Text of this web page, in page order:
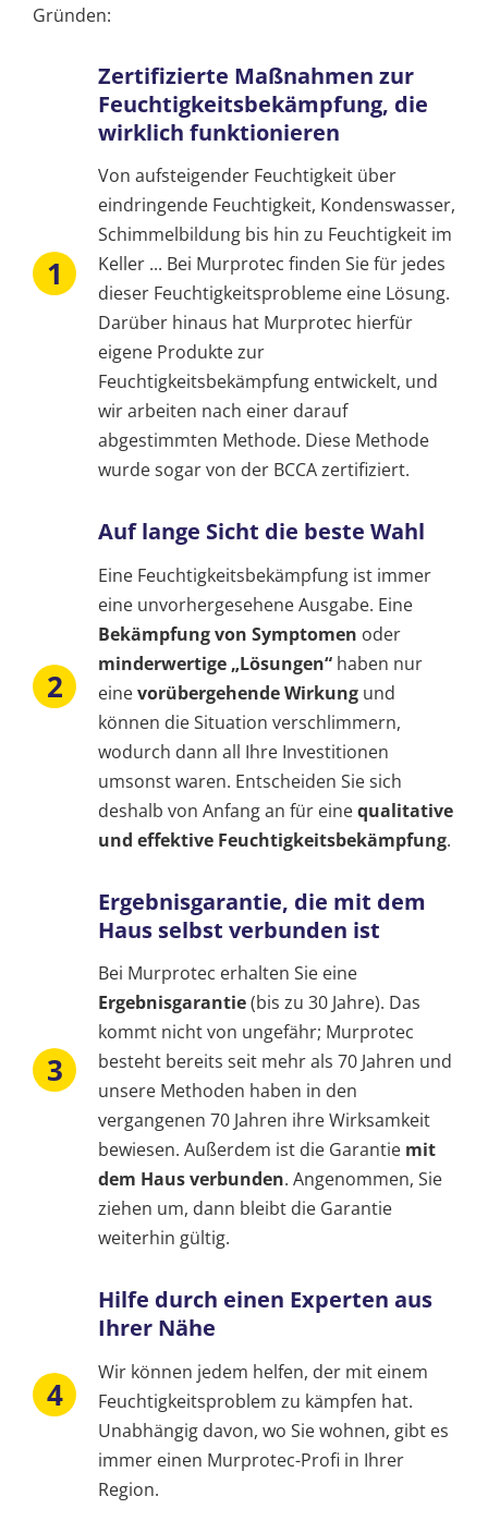
Gründen:
Zertifizierte Maßnahmen zur
Feuchtigkeitsbekämpfung, die
wirklich funktionieren
Von aufsteigender Feuchtigkeit über
eindringende Feuchtigkeit, Kondenswasser,
Schimmelbildung bis hin zu Feuchtigkeit im
Keller ... Bei Murprotec finden Sie für jedes
dieser Feuchtigkeitsprobleme eine Lösung.
Darüber hinaus hat Murprotec hierfür
eigene Produkte zur
Feuchtigkeitsbekämpfung entwickelt, und
wir arbeiten nach einer darauf
abgestimmten Methode. Diese Methode
wurde sogar von der BCCA zertifiziert.
Auf lange Sicht die beste Wahl
Eine Feuchtigkeitsbekämpfung ist immer
eine unvorhergesehene Ausgabe. Eine
Bekämpfung von Symptomen oder
minderwertige „Lösungen“ haben nur
einevorübergehende Wirkung und
können die Situation verschlimmern,
wodurch dann all Ihre Investitionen
umsonst waren. Entscheiden Sie sich
deshalb von Anfang an für einequalitative
und effektive Feuchtigkeitsbekämpfung.
Ergebnisgarantie, die mit dem
Haus selbst verbunden ist
Bei Murprotec erhalten Sie eine
Ergebnisgarantie(bis zu 30 Jahre). Das
kommt nicht von ungefähr; Murprotec
besteht bereits seit mehr als 70 Jahren und
unsere Methoden haben in den
vergangenen 70 Jahren ihre Wirksamkeit
bewiesen. Außerdem ist die Garantie mit
dem Haus verbunden. Angenommen, Sie
ziehen um, dann bleibt die Garantie
weiterhin gültig.
Hilfe durch einen Experten aus
Ihrer Nähe
Wir können jedem helfen, der mit einem
Feuchtigkeitsproblem zu kämpfen hat.
Unabhängig davon, wo Sie wohnen, gibt es
immer einen Murprotec-Profi in Ihrer
Region.